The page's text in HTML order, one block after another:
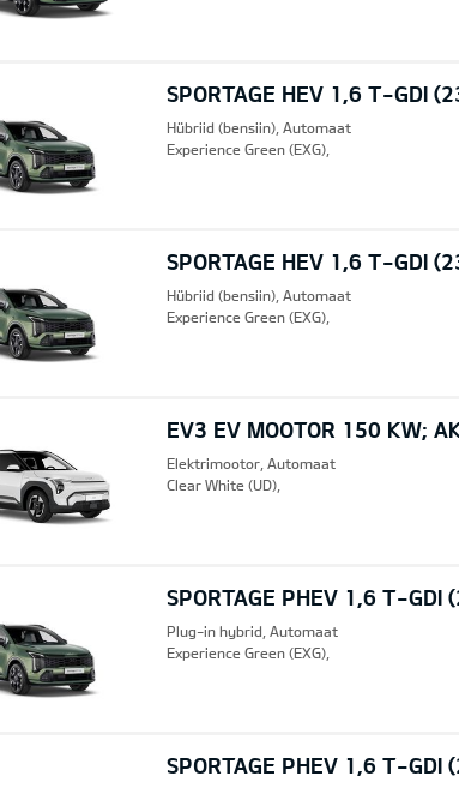
SPORTAGE HEV 1,6 T-GDI
Hübriid (bensiin), Automaat
Experience Green (EXG),
SPORTAGE HEV 1,6 T-GDI
Hübriid (bensiin), Automaat
Experience Green (EXG),
EV3 EV MOOTOR 150 KW;
Elektrimootor, Automaat
Clear White (UD),
SPORTAGE PHEV 1,6 T-GDI
Plug-in hybrid, Automaat
Experience Green (EXG),
SPORTAGE PHEV 1,6 T-GDI